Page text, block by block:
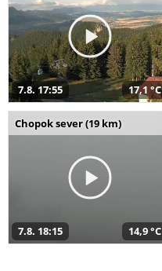
7.8. 17:55 17,1 °C
Chopok sever (19 km)
7.8. 18:15 14,9 °C